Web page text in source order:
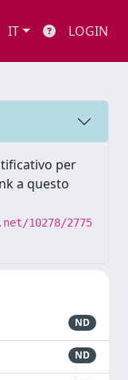
IT LOGIN
per
a questo
10278/2775
ND
ND